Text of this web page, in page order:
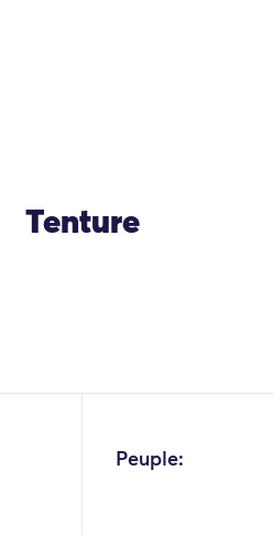
Tenture
Peuple: